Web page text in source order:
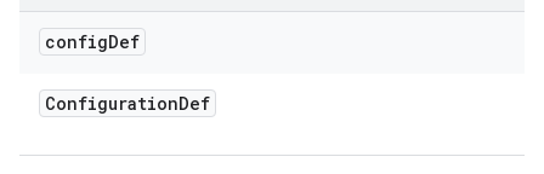
configDef
ConfigurationDef